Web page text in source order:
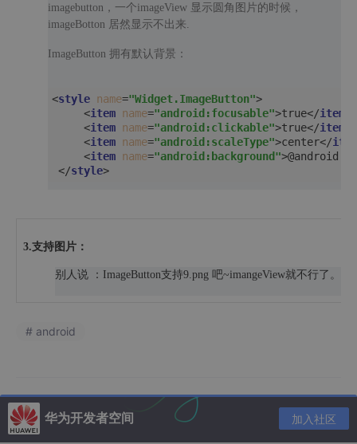
imagebutton，一个imageView 显示圆角图片的时候，
imageBotton 居然显示不出来.
ImageButton 拥有默认背景：
<style name="Widget.ImageButton">
<item name="android:focusable">true</item
<item name="android:clickable">true</item
<item name="android:scaleType">center</item
<item name="android:background">
</style>
3.支持图片：
别人说 ： ImageButton支持9.png 吧~imangeView就不行了 。
# android
华为开发者空间 加入社区